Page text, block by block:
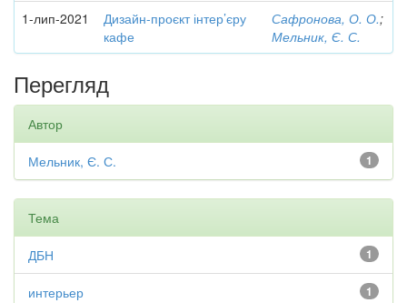
1-лип-2021
Дизайн-проєкт інтер’єру
кафе
Сафронова, О. О.;
Мельник, Є. С.
Перегляд
Автор
1
Мельник, Є. С.
Тема
1
ДБН
1
интерьер